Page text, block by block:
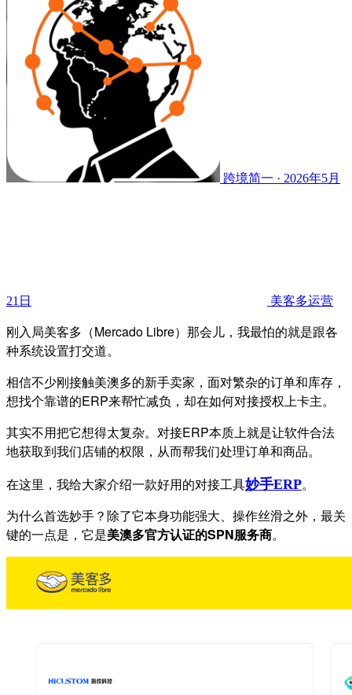
跨境简一 · 2026年5月
21日 美客多运营
刚入局美客多（Mercado Libre）那会儿，我最怕的就是跟各
种系统设置打交道。
相信不少刚接触美澳多的新手卖家，面对繁杂的订单和库存，
想找个靠谱的ERP来帮忙减负，却在如何对接授权上卡主。
其实不用把它想得太复杂。对接ERP本质上就是让软件合法
地获取到我们店铺的权限，从而帮我们处理订单和商品。
在这里，我给大家介绍一款好用的对接工具妙手ERP。
为什么首选妙手？除了它本身功能强大、操作丝滑之外，最关
键的一点是，它是美澳多官方认证的SPN服务商。